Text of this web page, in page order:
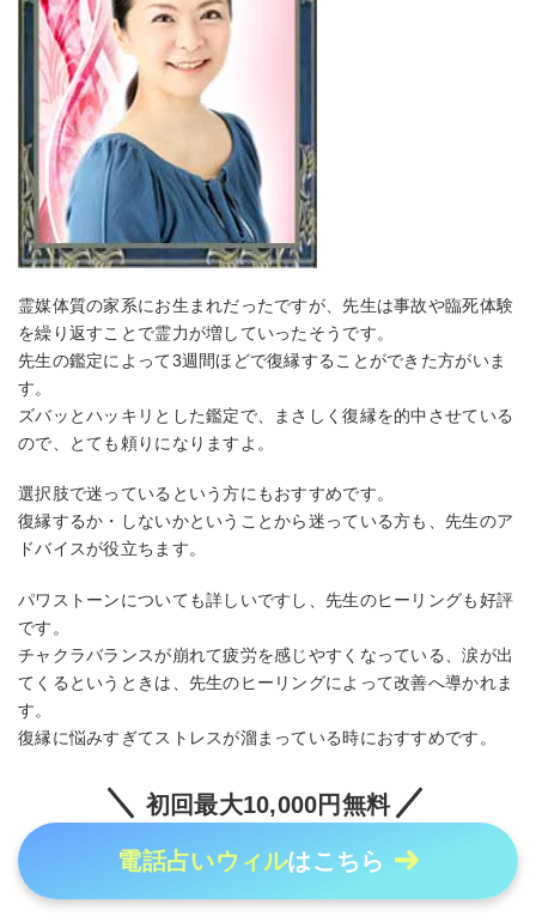
霊媒体質の家系にお生まれだったですが、先生は事故や臨死体験
を繰り返すことで霊力が増していったそうです。
先生の鑑定によって3週間ほどで復縁することができた方がいま
す。
ズバッとハッキリとした鑑定で、まさしく復縁を的中させている
ので、とても頼りになりますよ。
選択肢で迷っているという方にもおすすめです。
復縁するか・しないかということから迷っている方も、先生のア
ドバイスが役立ちます。
パワストーンについても詳しいですし、先生のヒーリングも好評
です。
チャクラバランスが崩れて疲労を感じやすくなっている、涙が出
てくるというときは、先生のヒーリングによって改善へ導かれま
す。
復縁に悩みすぎてストレスが溜まっている時におすすめです。
初回最大10,000円無料
電話占いウィルはこちら